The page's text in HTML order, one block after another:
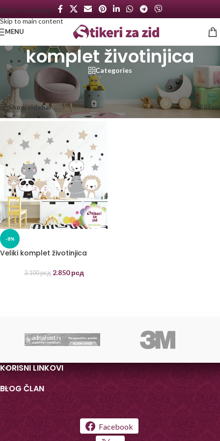
Skip to navigation
Skip to main content
MENU
komplet životinjica
Categories
Početna
Proizvod označen „komplet životinjica“
Prikazan jedan rezultat
Show sidebar Filteri
-8%
Veliki komplet životinjica
3.100рсд 2.850рсд
KORISNI LINKOVI
BLOG ČLAN
Facebook